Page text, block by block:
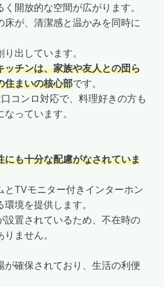
開放的な空間が広がります。
床が、清潔感と温かみを同時に
出しています。
ッチンは、家族や友人との団ら
住まいの核心部です。
コンロ対応で、料理好きの方も
っています。
にも十分な配慮がなされていま
とTVモニター付きインターホン
境を提供します。
設置されているため、不在時の
ません。
が確保されており、生活の利便